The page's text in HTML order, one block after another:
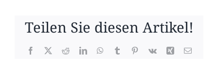
Teilen Sie diesen Artikel!
Facebook
X RedditLinkedInWhatsApp
TumblrPinterest
Vk Xing E-